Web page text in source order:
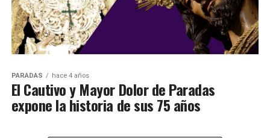
PARADAS hace 4 años
El Cautivo y Mayor Dolor de Paradas
expone la historia de sus 75 años